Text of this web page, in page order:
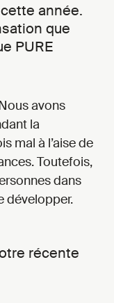
année.
que
PURE
avons
la
mal à l’aise de
Toutefois,
dans
développer.
récente